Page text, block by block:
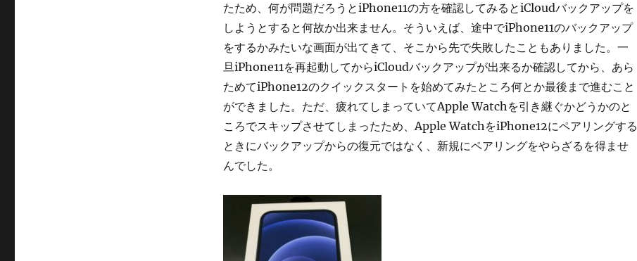
たため、何が問題だろうとiPhone11の方を確認してみるとiCloudバックアップを
しようとすると何故か出来ません。そういえば、途中でiPhone11のバックアップ
をするかみたいな画面が出てきて、そこから先で失敗したこともありました。一
旦iPhone11を再起動してからiCloudバックアップが出来るか確認してから、あら
ためてiPhone12のクイックスタートを始めてみたところ何とか最後まで進むこと
ができました。ただ、疲れてしまっていてApple Watchを引き継ぐかどうかのと
ころでスキップさせてしまったため、Apple WatchをiPhone12にペアリングする
ときにバックアップからの復元ではなく、新規にペアリングをやらざるを得ませ
んでした。